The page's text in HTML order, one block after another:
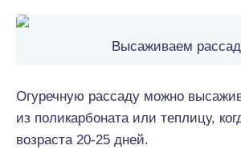
Высаживаем
Огуречную рассаду можно
из поликарбоната или теплицу,
возраста 20-25 дней.